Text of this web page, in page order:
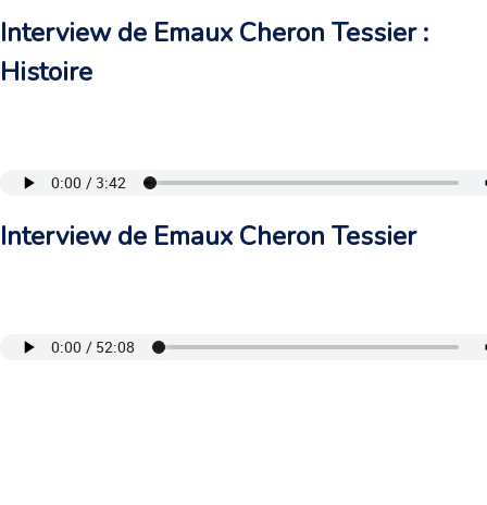
Interview de Emaux Cheron Tessier :
Histoire
Interview de Emaux Cheron Tessier